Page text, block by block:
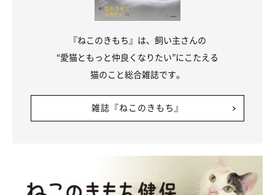
『ねこのきもち』は、飼い主さんの
“愛猫ともっと仲良くなりたい”にこたえる
猫のこと総合雑誌です。
雑誌『ねこのきもち』